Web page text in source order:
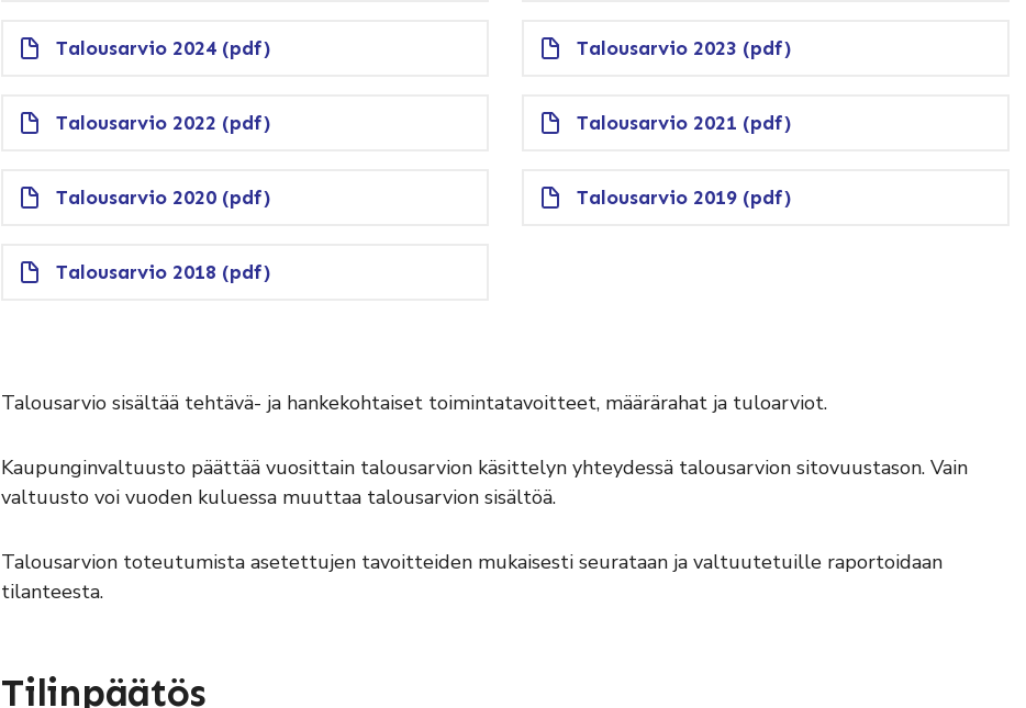
Talousarvio 2024 (pdf) Talousarvio 2023 (pdf)
Talousarvio 2022 (pdf) Talousarvio 2021 (pdf)
Talousarvio 2020 (pdf) Talousarvio 2019 (pdf)
Talousarvio 2018 (pdf)
Talousarvio sisältää tehtävä- ja hankekohtaiset toimintatavoitteet, määrärahat ja tuloarviot.
Kaupunginvaltuusto päättää vuosittain talousarvion käsittelyn yhteydessä talousarvion sitovuustason. Vain
valtuusto voi vuoden kuluessa muuttaa talousarvion sisältöä.
Talousarvion toteutumista asetettujen tavoitteiden mukaisesti seurataan ja valtuutetuille raportoidaan
tilanteesta.
Tilinpäätös